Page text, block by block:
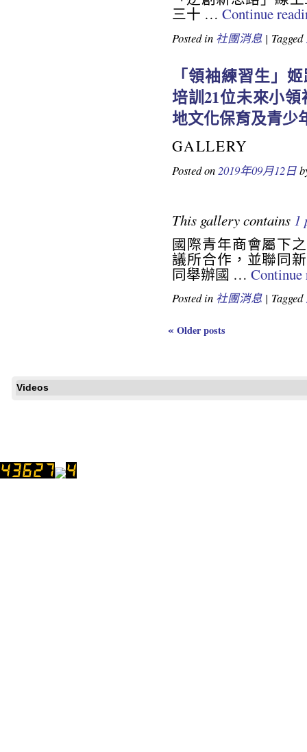
三十 … Continue
Posted in 社團消息 | Tagged
「領袖練習生」
培訓21位未來小
地文化保育及青少
GALLERY
Posted on 2019年09月12日
This gallery contains 1
國際青年商會屬下
議所合作，並聯同
同舉辦國 …
Posted in 社團消息 | Tagged
« Older posts
Videos